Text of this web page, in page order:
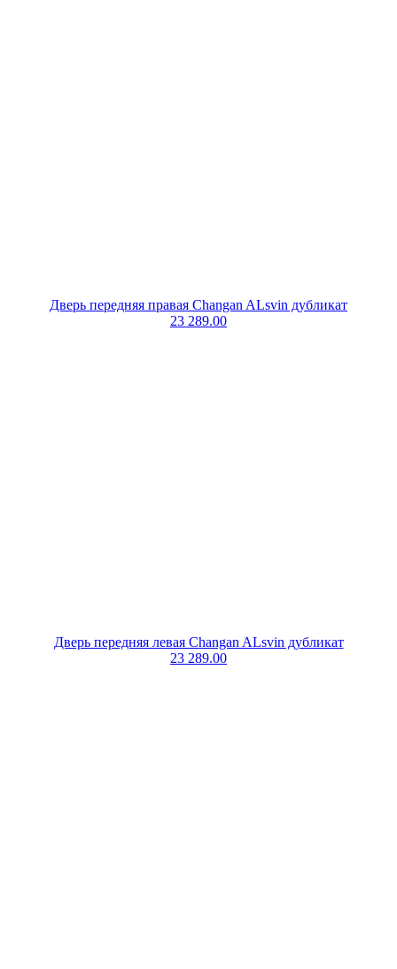
Дверь передняя правая Changan ALsvin дубликат
23 289.00
Дверь передняя левая Changan ALsvin дубликат
23 289.00